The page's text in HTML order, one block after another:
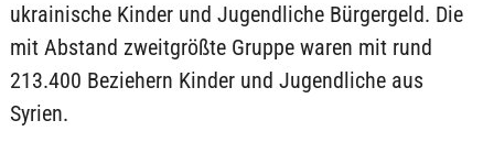
ukrainische Kinder und Jugendliche Bürgergeld. Die
mit Abstand zweitgrößte Gruppe waren mit rund
213.400 Beziehern Kinder und Jugendliche aus
Syrien.